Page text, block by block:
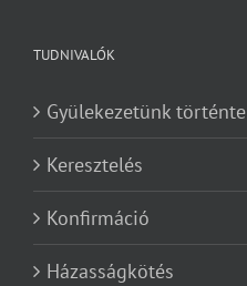
TUDNIVALÓK
Gyülekezetünk történte
Keresztelés
Konfirmáció
Házasságkötés